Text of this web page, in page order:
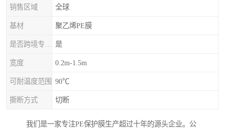
销售区域 全球
基材 聚乙烯PE膜
是
宽度 0.2m-1.5m
可耐温度范围 90℃
撕断方式 切断
我们是一家专注PE保护膜生产超过十年的源头企业。公